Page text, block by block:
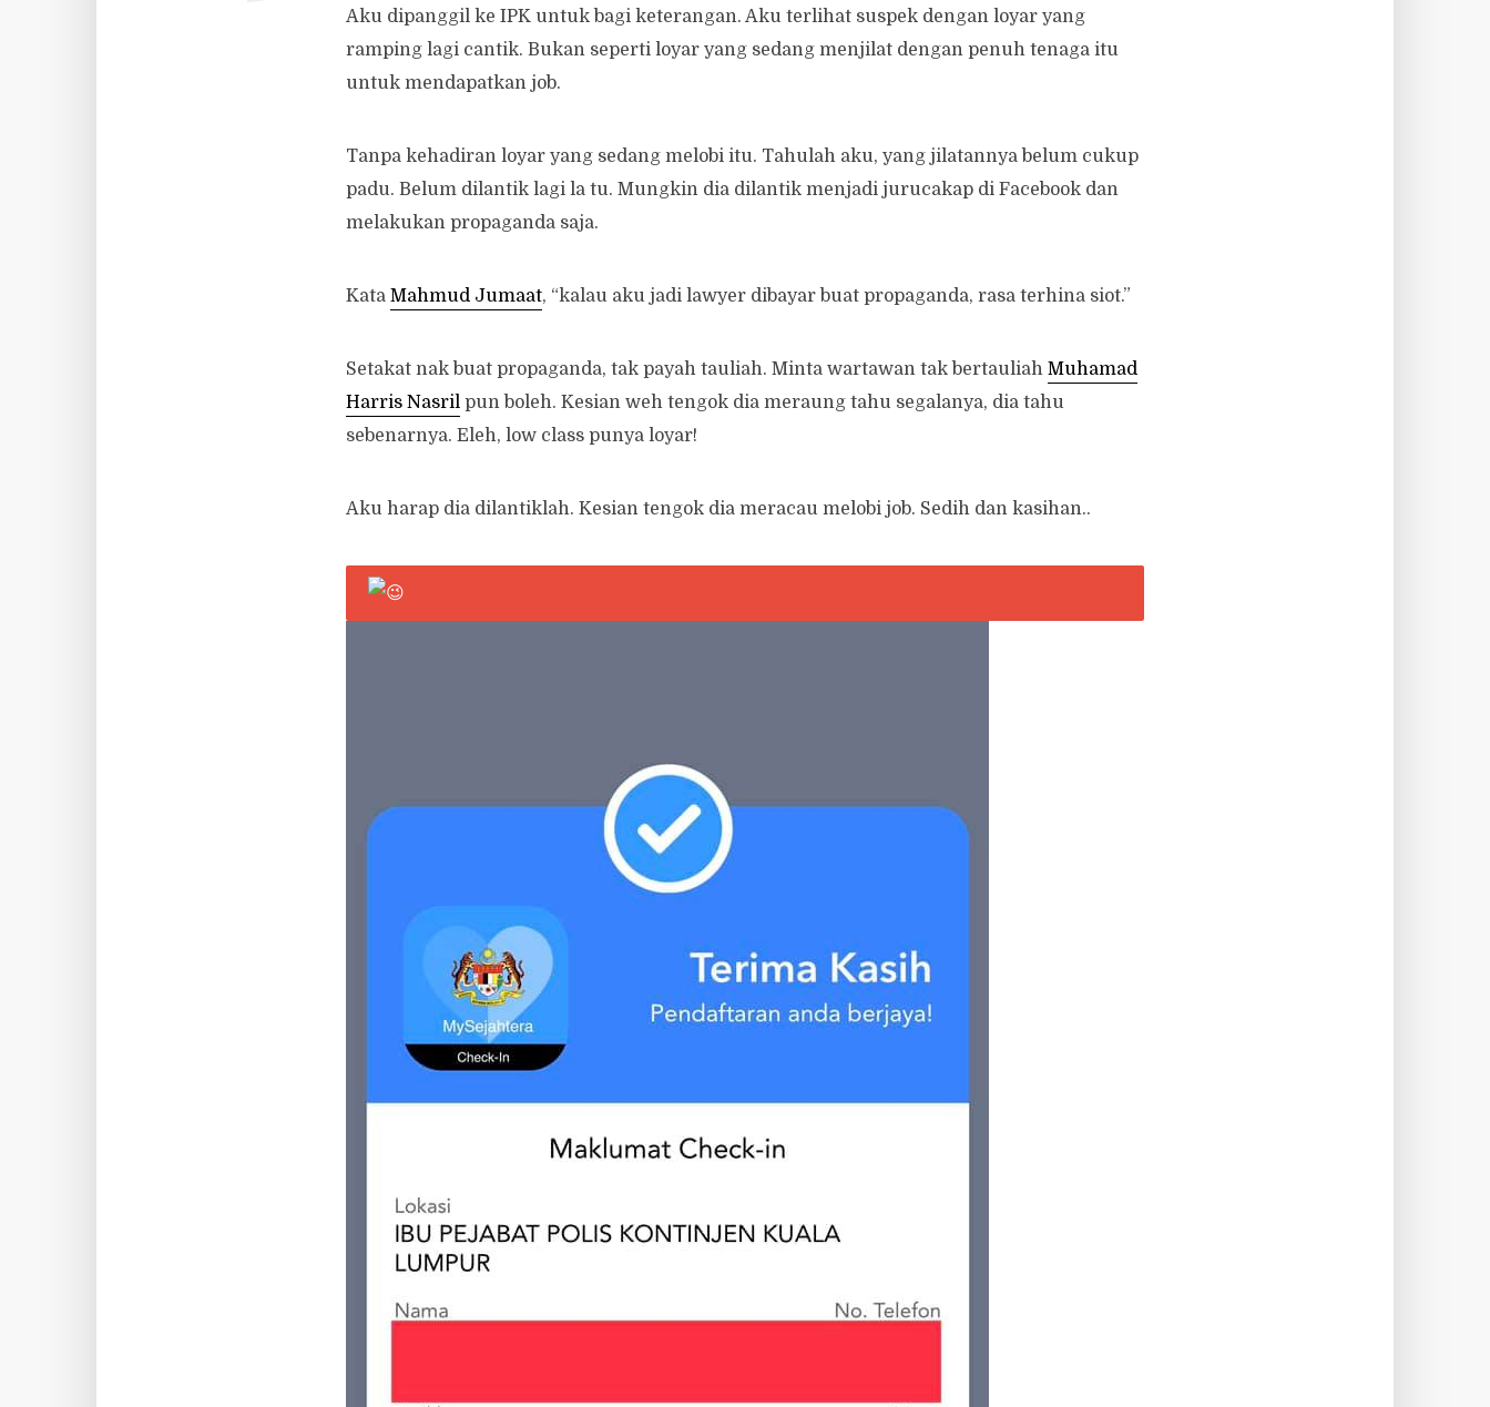
Aku dipanggil ke IPK untuk bagi keterangan. Aku terlihat suspek dengan loyar yang
ramping lagi cantik. Bukan seperti loyar yang sedang menjilat dengan penuh tenaga itu
untuk mendapatkan job.
Tanpa kehadiran loyar yang sedang melobi itu. Tahulah aku, yang jilatannya belum cukup
padu. Belum dilantik lagi la tu. Mungkin dia dilantik menjadi jurucakap di Facebook dan
melakukan propaganda saja.
Kata Mahmud Jumaat, “kalau aku jadi lawyer dibayar buat propaganda, rasa terhina siot.”
Setakat nak buat propaganda, tak payah tauliah. Minta wartawan tak bertauliah Muhamad
Harris Nasril pun boleh. Kesian weh tengok dia meraung tahu segalanya, dia tahu
sebenarnya. Eleh, low class punya loyar!
Aku harap dia dilantiklah. Kesian tengok dia meracau melobi job. Sedih dan kasihan..